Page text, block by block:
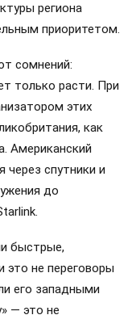
региона
приоритетом.
сомнений:
только расти. При
этих
как
Американский
через спутники и
до
быстрые,
не переговоры
его западными
— это не